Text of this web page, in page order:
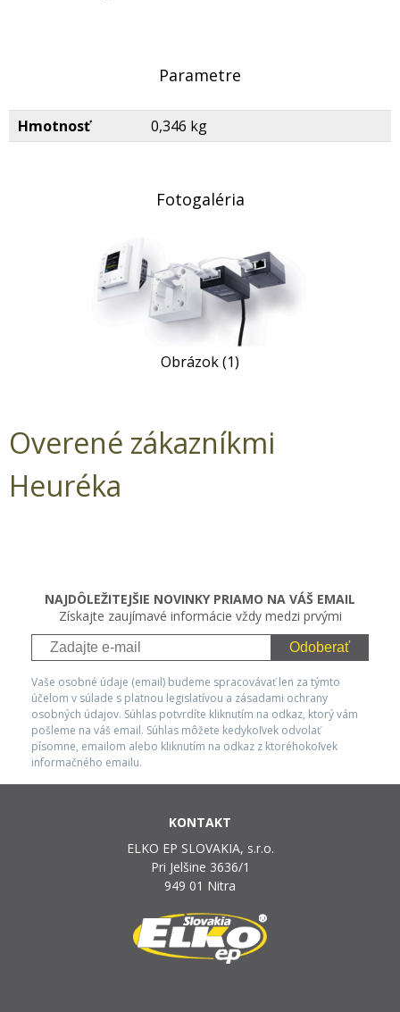
Parametre
Hmotnosť 0,346 kg
Fotogaléria
Obrázok (1)
Overené zákazníkmi
Heuréka
NAJDÔLEŽITEJŠIE NOVINKY PRIAMO NA VÁŠ EMAIL
Získajte zaujímavé informácie vždy medzi prvými
Odoberať
Vaše osobné údaje (email) budeme spracovávať len za týmto
účelom v súlade s platnou legislatívou a zásadami ochrany
osobných údajov. Súhlas potvrdíte kliknutím na odkaz, ktorý vám
pošleme na váš email. Súhlas môžete kedykoľvek odvolať
písomne, emailom alebo kliknutím na odkaz z ktoréhokoľvek
informačného emailu.
KONTAKT
ELKO EP SLOVAKIA, s.r.o.
Pri Jelšine 3636/1
949 01 Nitra